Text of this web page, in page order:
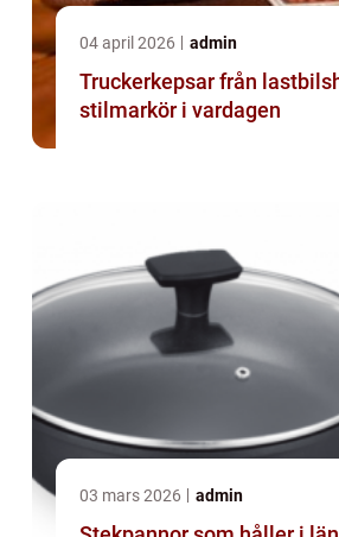
04 april 2026 admin
Truckerkepsar från lastbilshytt till
stilmarkör i vardagen
03 mars 2026 admin